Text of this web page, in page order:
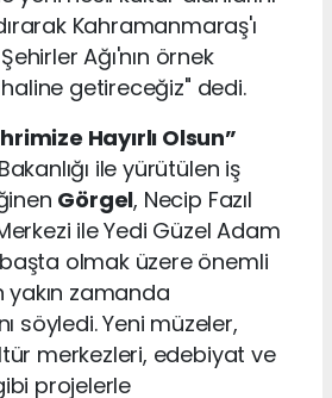
Kahramanmaraş'ı
Ağı'nın örnek
getireceğiz" dedi.
Hayırlı Olsun”
ile yürütülen iş
Görgel, Necip Fazıl
ile Yedi Güzel Adam
olmak üzere önemli
zamanda
söyledi. Yeni müzeler,
merkezleri, edebiyat ve
projelerle